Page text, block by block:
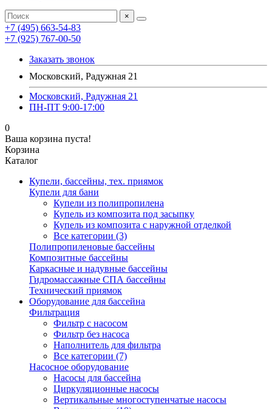
×
+7 (495) 663-54-83
+7 (925) 767-00-50
Заказать звонок
Московский, Радужная 21
Московский, Радужная 21
ПН-ПТ 9:00-17:00
0
Ваша корзина пуста!
Корзина
Каталог
Купели, бассейны, тех. приямок
Купели для бани
Купели из полипропилена
Купель из композита под засыпку
Купель из композита с наружной отделкой
Все категории (3)
Полипропиленовые бассейны
Композитные бассейны
Каркасные и надувные бассейны
Гидромассажные СПА бассейны
Технический приямок
Оборудование для бассейна
Фильтрация
Фильтр с насосом
Фильтр без насоса
Наполнитель для фильтра
Все категории (7)
Насосное оборудование
Насосы для бассейна
Циркуляционные насосы
Вертикальные многоступенчатые насосы